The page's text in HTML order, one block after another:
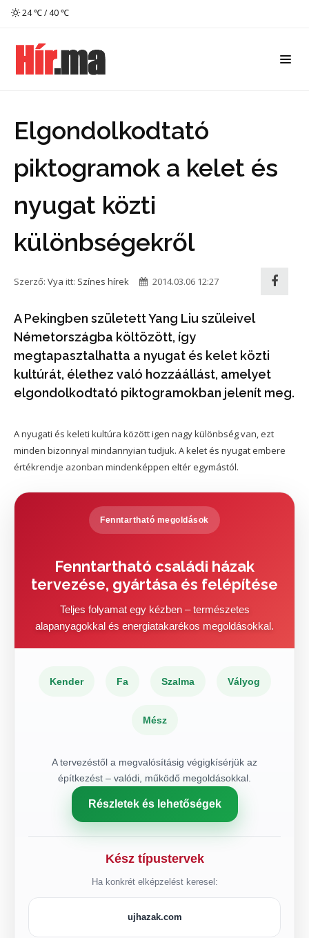
24 ℃ / 40 ℃
Elgondolkodtató
piktogramok a kelet és
nyugat közti
különbségekről
Szerző: Vya itt: Színes hírek 2014.03.06 12:27
A Pekingben született Yang Liu szüleivel
Németországba költözött, így
megtapasztalhatta a nyugat és kelet közti
kultúrát, élethez való hozzáállást, amelyet
elgondolkodtató piktogramokban jelenít meg.
A nyugati és keleti kultúra között igen nagy különbség van, ezt
minden bizonnyal mindannyian tudjuk. A kelet és nyugat embere
értékrendje azonban mindenképpen eltér egymástól.
Fenntartható megoldások
Fenntartható családi házak
tervezése, gyártása és felépítése
Teljes folyamat egy kézben – természetes
alapanyagokkal és energiatakarékos megoldásokkal.
Kender Fa Szalma Vályog
Mész
A tervezéstől a megvalósításig végigkísérjük az
építkezést – valódi, működő megoldásokkal.
Részletek és lehetőségek
Kész típustervek
Ha konkrét elképzelést keresel:
ujhazak.com